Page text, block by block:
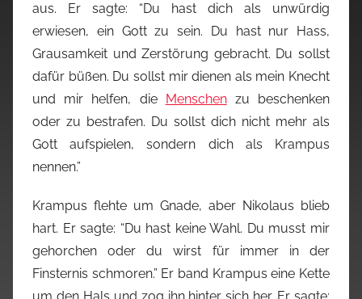
aus. Er sagte: “Du hast dich als unwürdig
erwiesen, ein Gott zu sein. Du hast nur Hass,
Grausamkeit und Zerstörung gebracht. Du sollst
dafür büßen. Du sollst mir dienen als mein Knecht
und mir helfen, die
Menschenzu beschenken
oder zu bestrafen. Du sollst dich nicht mehr als
Gott aufspielen, sondern dich als Krampus
nennen.”
Krampus flehte um Gnade, aber Nikolaus blieb
hart. Er sagte: “Du hast keine Wahl. Du musst mir
gehorchen oder du wirst für immer in der
Finsternis schmoren.” Er band Krampus eine Kette